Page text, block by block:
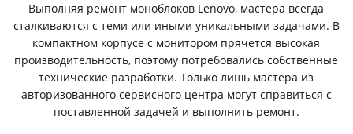
Выполняя ремонт моноблоков Lenovo, мастера всегда
сталкиваются с теми или иными уникальными задачами. В
компактном корпусе с монитором прячется высокая
производительность, поэтому потребовались собственные
технические разработки. Только лишь мастера из
авторизованного сервисного центра могут справиться с
поставленной задачей и выполнить ремонт.